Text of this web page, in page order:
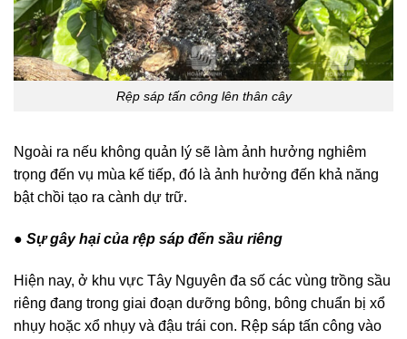
Rệp sáp tấn công lên thân cây
Ngoài ra nếu không quản lý sẽ làm ảnh hưởng nghiêm
trọng đến vụ mùa kế tiếp, đó là ảnh hưởng đến khả năng
bật chồi tạo ra cành dự trữ.
● Sự gây hại của rệp sáp đến sầu riêng
Hiện nay, ở khu vực Tây Nguyên đa số các vùng trồng sầu
riêng đang trong giai đoạn dưỡng bông, bông chuẩn bị xổ
nhụy hoặc xổ nhụy và đậu trái con. Rệp sáp tấn công vào